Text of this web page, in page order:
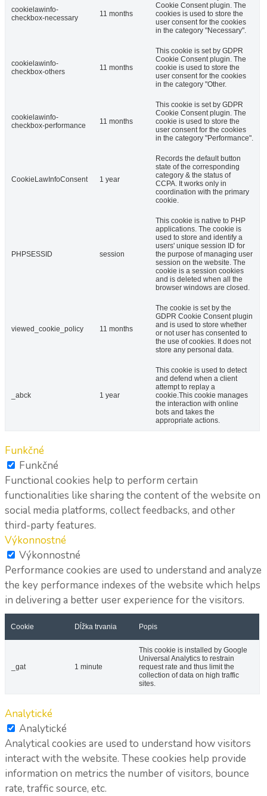
cookielawinfo-
checkbox-necessary
11 months
Cookie Consent plugin. The
cookies is used to store the
user consent for the cookies
in the category "Necessary".
cookielawinfo-
checkbox-others
11 months
This cookie is set by GDPR
Cookie Consent plugin. The
cookie is used to store the
user consent for the cookies
in the category "Other.
cookielawinfo-
checkbox-performance
11 months
This cookie is set by GDPR
Cookie Consent plugin. The
cookie is used to store the
user consent for the cookies
in the category "Performance".
CookieLawInfoConsent 1 year
Records the default button
state of the corresponding
category & the status of
CCPA. It works only in
coordination with the primary
cookie.
PHPSESSID session
This cookie is native to PHP
applications. The cookie is
used to store and identify a
users' unique session ID for
the purpose of managing user
session on the website. The
cookie is a session cookies
and is deleted when all the
browser windows are closed.
viewed_cookie_policy 11 months
The cookie is set by the
GDPR Cookie Consent plugin
and is used to store whether
or not user has consented to
the use of cookies. It does not
store any personal data.
_abck 1 year
This cookie is used to detect
and defend when a client
attempt to replay a
cookie.This cookie manages
the interaction with online
bots and takes the
appropriate actions.
Funkčné
Funkčné
Functional cookies help to perform certain
functionalities like sharing the content of the website on
social media platforms, collect feedbacks, and other
third-party features.
Výkonnostné
Výkonnostné
Performance cookies are used to understand and analyze
the key performance indexes of the website which helps
in delivering a better user experience for the visitors.
Cookie Dĺžka trvania Popis
_gat 1 minute
This cookie is installed by Google
Universal Analytics to restrain
request rate and thus limit the
collection of data on high traffic
sites.
Analytické
Analytické
Analytical cookies are used to understand how visitors
interact with the website. These cookies help provide
information on metrics the number of visitors, bounce
rate, traffic source, etc.